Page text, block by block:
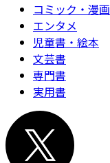
コミック・漫画
エンタメ
児童書・絵本
文芸書
専門書
実用書